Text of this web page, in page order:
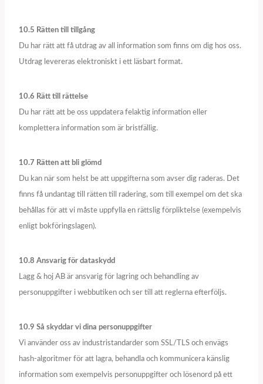
10.5 Rätten till tillgång
Du har rätt att få utdrag av all information som finns om dig hos oss.
Utdrag levereras elektroniskt i ett läsbart format.
10.6 Rätt till rättelse
Du har rätt att be oss uppdatera felaktig information eller
komplettera information som är bristfällig.
10.7 Rätten att bli glömd
Du kan när som helst be att uppgifterna som avser dig raderas. Det
finns få undantag till rätten till radering, som till exempel om det ska
behållas för att vi måste uppfylla en rättslig förpliktelse (exempelvis
enligt bokföringslagen).
10.8 Ansvarig för dataskydd
Lagg & hoj AB är ansvarig för lagring och behandling av
personuppgifter i webbutiken och ser till att reglerna efterföljs.
10.9 Så skyddar vi dina personuppgifter
Vi använder oss av industristandarder som SSL/TLS och envägs
hash-algoritmer för att lagra, behandla och kommunicera känslig
information som exempelvis personuppgifter och lösenord på ett